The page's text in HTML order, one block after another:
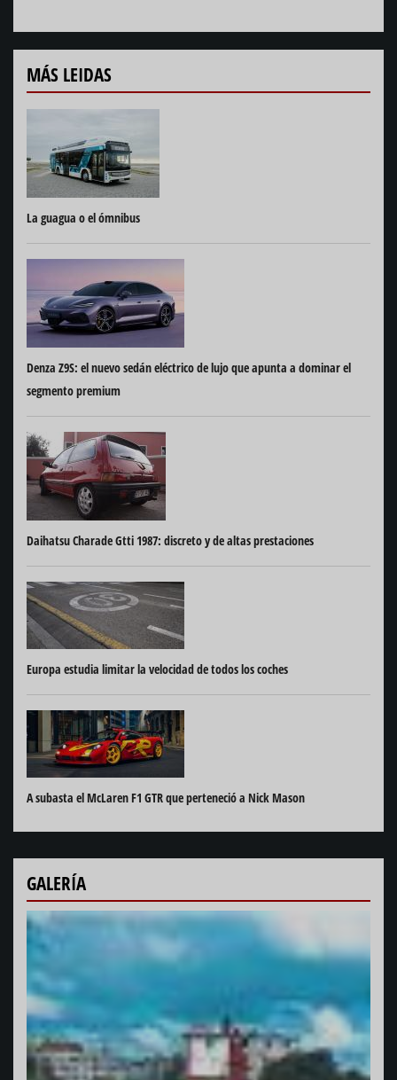
MÁS LEIDAS
La guagua o el ómnibus
Denza Z9S: el nuevo sedán eléctrico de lujo que apunta a dominar el
segmento premium
Daihatsu Charade Gtti 1987: discreto y de altas prestaciones
Europa estudia limitar la velocidad de todos los coches
A subasta el McLaren F1 GTR que perteneció a Nick Mason
GALERÍA